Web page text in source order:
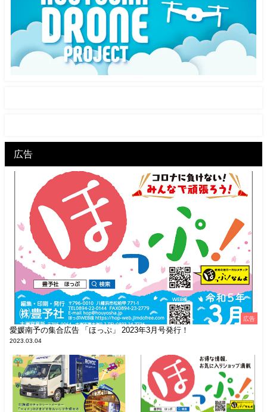
広告
広告
愛媛南予の集合広告 「ほっぷ」 2023年3月号発行！
2023.03.04